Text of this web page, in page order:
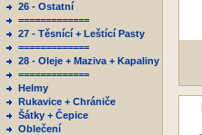
26 - Ostatní
=============
27 - Těsnící + Leštící Pasty
=============
28 - Oleje + Maziva + Kapaliny
=============
Helmy
Rukavice + Chrániče
Šátky + Čepice
Oblečení